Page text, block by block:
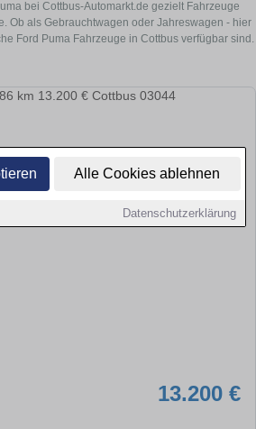
Alle Cookies ablehnen
Datenschutzerklärung
bei Cottbus-Automarkt.de gezielt Fahrzeuge
Ob als Gebrauchtwagen oder Jahreswagen - hier
Ford Puma Fahrzeuge in Cottbus verfügbar sind.
13.200 €